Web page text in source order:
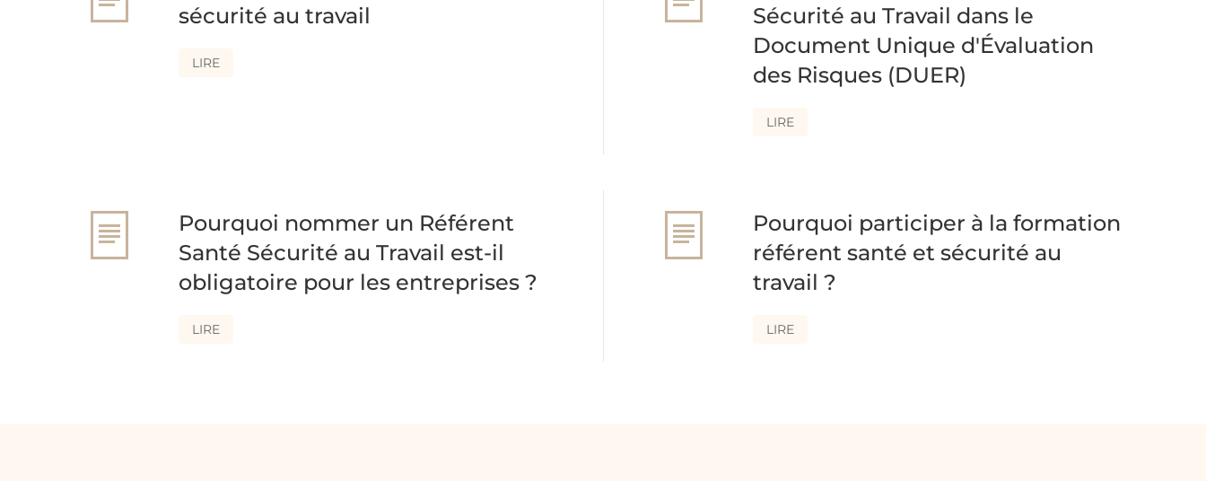
sécurité au travail
LIRE
Sécurité au Travail dans le
Document Unique d'Évaluation
des Risques (DUER)
LIRE
Pourquoi nommer un Référent
Santé Sécurité au Travail est-il
obligatoire pour les entreprises ?
LIRE
Pourquoi participer à la formation
référent santé et sécurité au
travail ?
LIRE